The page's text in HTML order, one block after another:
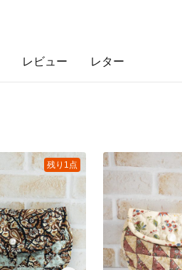
レビュー レター
残り1点